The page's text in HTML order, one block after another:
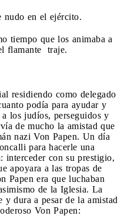
nudo en el ejército.
tiempo que los ani­maba a
flamante traje.
residiendo como delegado
podía para ayudar y
los ju­díos, perseguidos y
de mucho la amistad que
nazi Von Papen. Un día
para hacerle una
interceder con su prestigio,
apoyara a las tropas de
Papen era que luchaban
de la Iglesia. La
y dura a pesar de la amistad
Von Papen: